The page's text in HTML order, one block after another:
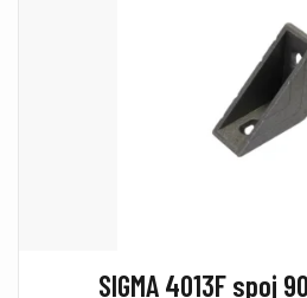
SIGMA 4013F spoj